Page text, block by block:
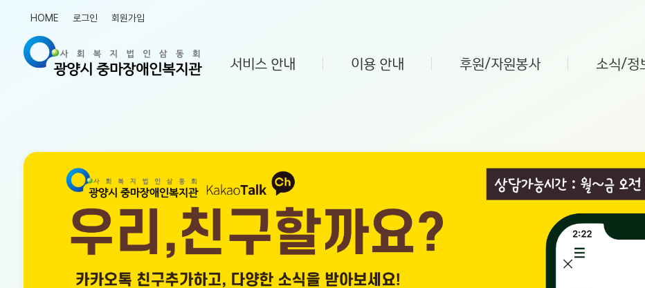
HOME 로그인 회원가입
서비스 안내 이용 안내 후원/자원봉사 소식/정